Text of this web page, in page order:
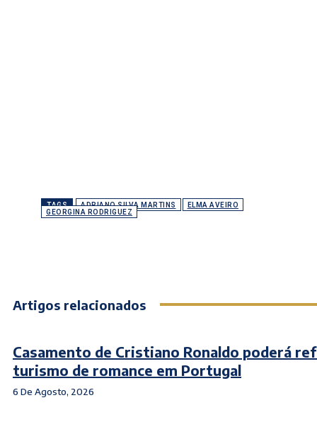
TAGS ADRIANO SILVA MARTINS
ELMA AVEIRO
GEORGINA RODRIGUEZ
Artigos relacionados
Casamento de Cristiano Ronaldo poderá
turismo de romance em Portugal
6 De Agosto, 2026